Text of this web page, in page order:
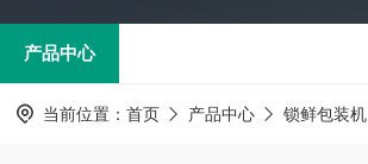
产品中心
当前位置： 首页 产品中心 锁鲜包装机